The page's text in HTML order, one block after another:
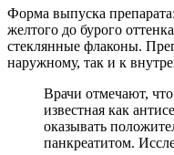
Форма выпуска
желтого до бурого
стеклянные флаконы.
наружному, так и к
Врачи отмечают,
известная как
оказывать
панкреатитом.